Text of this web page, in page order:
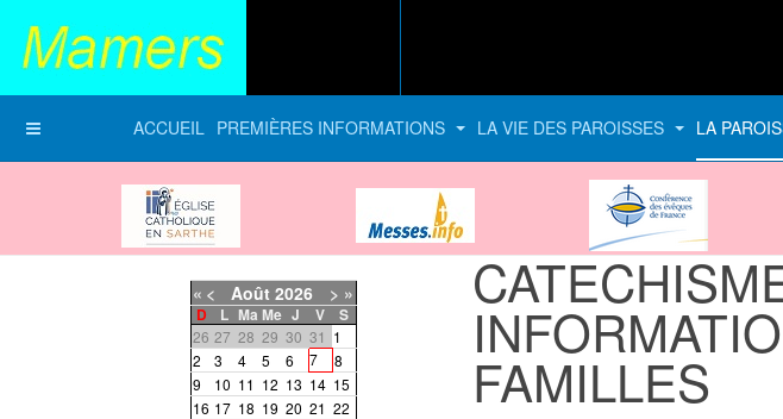
ACCUEIL PREMIÈRES INFORMATIONS LA VIE DES PAROISSES LA
FAMILLES
« < Août 2026 > »
D L Ma Me J V S
26 27 28 29 30 31 1
2
3 4 5 6 7
8
9
10 11 12 13 14 15
16 17 18 19 20 21 22